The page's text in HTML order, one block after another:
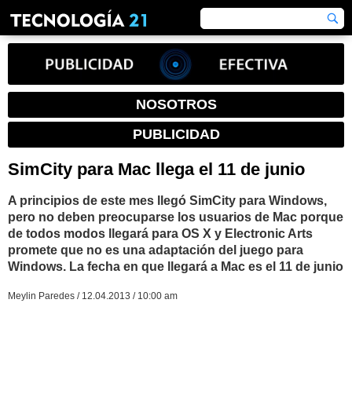
NOSOTROS
PUBLICIDAD
SimCity para Mac llega el 11 de junio
A principios de este mes llegó SimCity para Windows,
pero no deben preocuparse los usuarios de Mac porque
de todos modos llegará para OS X y Electronic Arts
promete que no es una adaptación del juego para
Windows. La fecha en que llegará a Mac es el 11 de junio
Meylin Paredes / 12.04.2013 / 10:00 am